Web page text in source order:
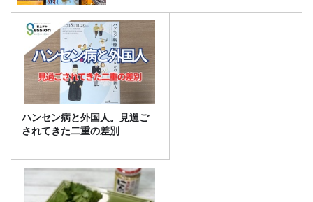
ハンセン病と外国人。見過ご
されてきた二重の差別